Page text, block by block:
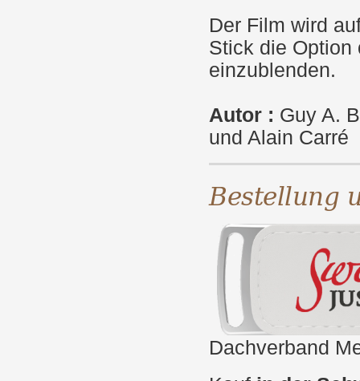
Der Film wird
Stick die Option
einzublenden.
Autor : Guy A.
und Alain Carré
Bestellung
Dachverband